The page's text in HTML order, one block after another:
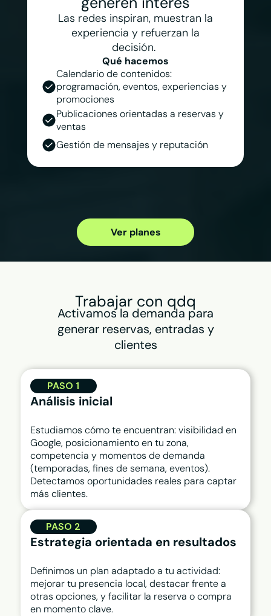
Las redes inspiran, muestran la
experiencia y refuerzan la
decisión.
Qué hacemos
Calendario de contenidos:
programación, eventos, experiencias y
promociones
Publicaciones orientadas a reservas y
ventas
Gestión de mensajes y reputación
Ver planes
Trabajar con qdq
Activamos la demanda para
generar reservas, entradas y
clientes
PASO 1
Análisis inicial
Estudiamos cómo te encuentran: visibilidad en
Google, posicionamiento en tu zona,
competencia y momentos de demanda
(temporadas, fines de semana, eventos).
Detectamos oportunidades reales para captar
más clientes.
PASO 2
Estrategia orientada en resultados
Definimos un plan adaptado a tu actividad:
mejorar tu presencia local, destacar frente a
otras opciones, y facilitar la reserva o compra
en momento clave.